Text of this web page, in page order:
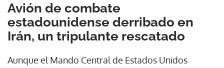
Avión de combate
estadounidense derribado en
Irán, un tripulante rescatado
Aunque el Mando Central de Estados Unidos